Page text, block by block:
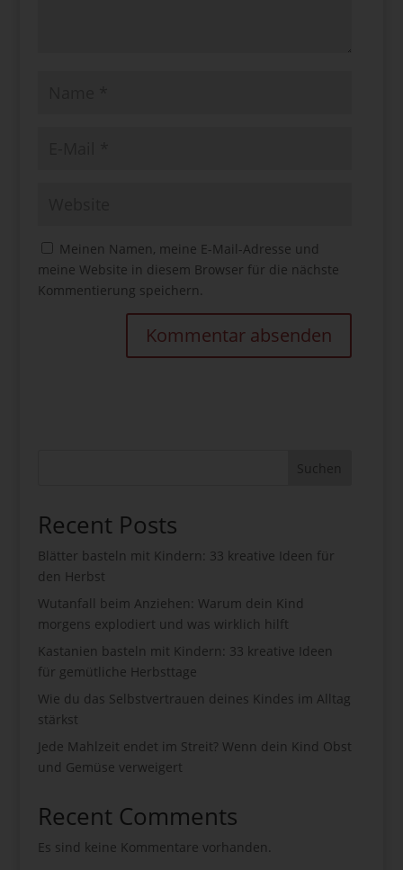
Meinen Namen, meine E-Mail-Adresse und
meine Website in diesem Browser für die nächste
Kommentierung speichern.
Suchen
Recent Posts
Blätter basteln mit Kindern: 33 kreative Ideen für
den Herbst
Wutanfall beim Anziehen: Warum dein Kind
morgens explodiert und was wirklich hilft
Kastanien basteln mit Kindern: 33 kreative Ideen
für gemütliche Herbsttage
Wie du das Selbstvertrauen deines Kindes im Alltag
stärkst
Jede Mahlzeit endet im Streit? Wenn dein Kind Obst
und Gemüse verweigert
Recent Comments
Es sind keine Kommentare vorhanden.